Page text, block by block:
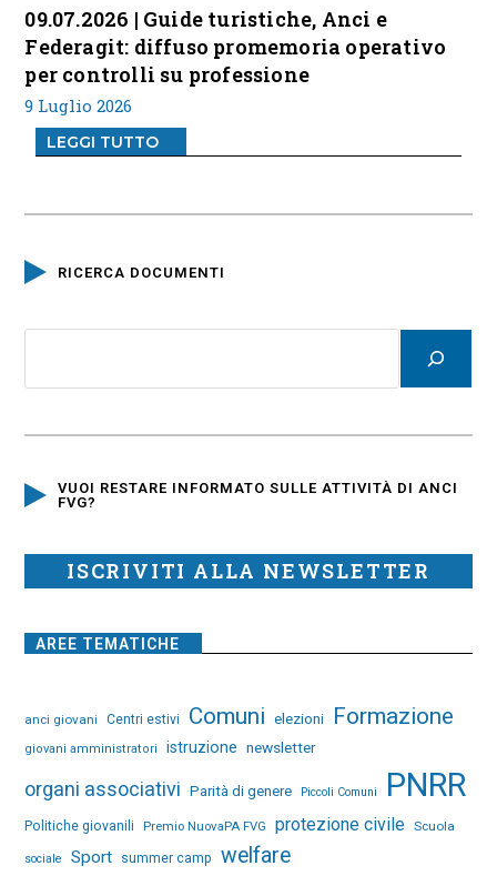
09.07.2026 | Guide turistiche, Anci e
Federagit: diffuso promemoria operativo
per controlli su professione
9 Luglio 2026
LEGGI TUTTO
RICERCA DOCUMENTI
VUOI RESTARE INFORMATO SULLE ATTIVITÀ DI ANCI
FVG?
ISCRIVITI ALLA NEWSLETTER
AREE TEMATICHE
anci giovani Centri estivi Comuni elezioni Formazione
giovani amministratori istruzione newsletter
organi associativi Parità di genere Piccoli Comuni PNRR
Politiche giovanili Premio NuovaPA FVG protezione civile Scuola
sociale Sport summer camp welfare